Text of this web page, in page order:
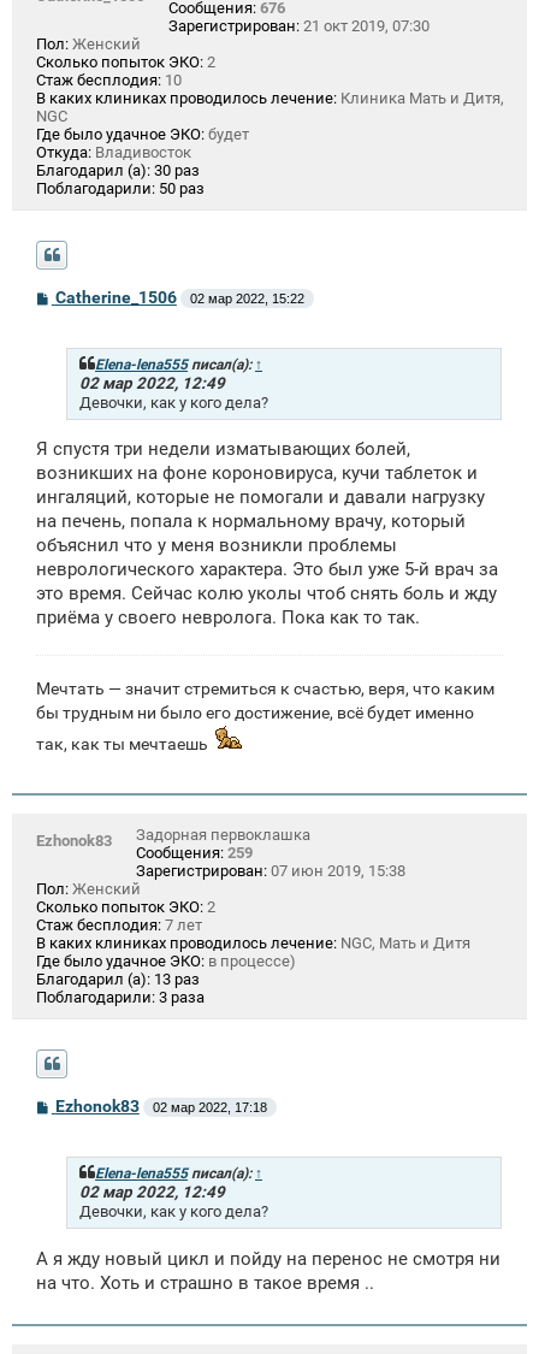
Сообщения: 676
Зарегистрирован: 21 окт 2019, 07:30
Пол: Женский
Сколько попыток ЭКО: 2
Стаж бесплодия: 10
В каких клиниках проводилось лечение: Клиника Мать и Дитя,
NGC
Где было удачное ЭКО: будет
Откуда: Владивосток
Благодарил (а): 30 раз
Поблагодарили: 50 раз
СCatherine_1506 02 мар 2022, 15:22
Elena-lena555писал(а): ↑
02 мар 2022, 12:49
Девочки, как у кого дела?
Я спустя три недели изматывающих болей,
возникших на фоне короновируса, кучи таблеток и
ингаляций, которые не помогали и давали нагрузку
на печень, попала к нормальному врачу, который
объяснил что у меня возникли проблемы
неврологического характера. Это был уже 5-й врач за
это время. Сейчас колю уколы чтоб снять боль и жду
приёма у своего невролога. Пока как то так.
Мечтать — значит стремиться к счастью, веря, что каким
бы трудным ни было его достижение, всё будет именно
так, как ты мечтаешь
Ezhonok83
Задорная первоклашка
Сообщения: 259
Зарегистрирован: 07 июн 2019, 15:38
Пол: Женский
Сколько попыток ЭКО: 2
Стаж бесплодия: 7 лет
В каких клиниках проводилось лечение: NGC, Мать и Дитя
Где было удачное ЭКО: в процессе)
Благодарил (а): 13 раз
Поблагодарили: 3 раза
СEzhonok83 02 мар 2022, 17:18
Elena-lena555писал(а): ↑
02 мар 2022, 12:49
Девочки, как у кого дела?
А я жду новый цикл и пойду на перенос не смотря ни
на что. Хоть и страшно в такое время ..